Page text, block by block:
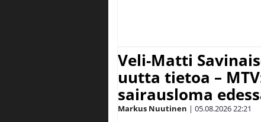
Veli-Matti
uutta tietoa –
sairausloma
Markus Nuutinen | 05.08.202622:21